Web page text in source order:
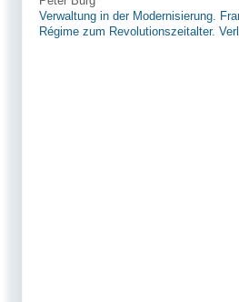
Verwaltung in der Modernisierung.
Régime zum Revolutionszeitalter.